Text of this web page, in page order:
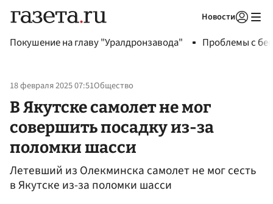
Новости
Покушение на главу "Уралдронзавода" Проблемы с
18 февраля 2025 07:51Общество
В Якутске самолет не мог
совершить посадку из-за
поломки шасси
Летевший из Олекминска самолет не мог сесть
в Якутске из-за поломки шасси